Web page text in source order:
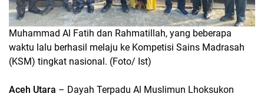
Muhammad Al Fatih dan Rahmatillah, yang beberapa
waktu lalu berhasil melaju ke Kompetisi Sains Madrasah
(KSM) tingkat nasional. (Foto/ Ist)
Aceh Utara – Dayah Terpadu Al Muslimun Lhoksukon